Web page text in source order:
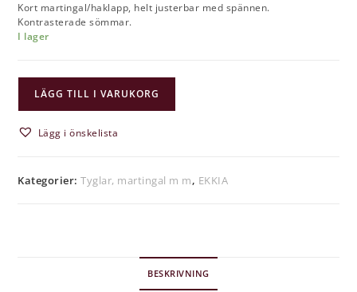
Kort martingal/haklapp, helt justerbar med spännen.
Kontrasterade sömmar.
I lager
LÄGG TILL I VARUKORG
Lägg i önskelista
Kategorier:Tyglar, martingal m m, EKKIA
BESKRIVNING